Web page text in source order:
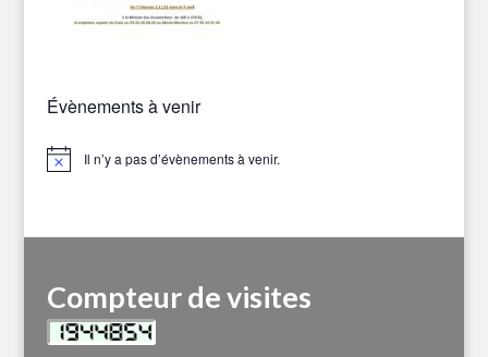
Évènements à venir
Notice Il n’y a pas d’évènements à venir.
Compteur de visites